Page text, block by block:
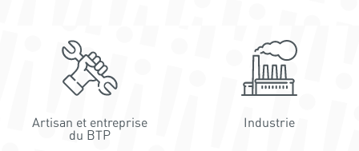
Artisan et entreprise
du BTP
Industrie